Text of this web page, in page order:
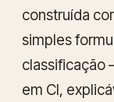
construída
simples
classificação
em CI,